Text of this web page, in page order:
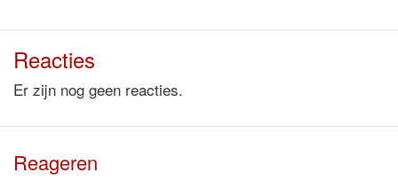
Reacties
Er zijn nog geen reacties.
Reageren